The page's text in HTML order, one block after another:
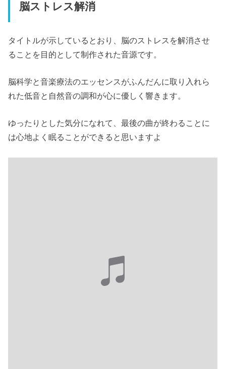
脳ストレス解消
タイトルが示しているとおり、脳のストレスを解消させ
ることを目的として制作された音源です。
脳科学と音楽療法のエッセンスがふんだんに取り入れら
れた低音と自然音の調和が心に優しく響きます。
ゆったりとした気分になれて、最後の曲が終わることに
は心地よく眠ることができると思いますよ